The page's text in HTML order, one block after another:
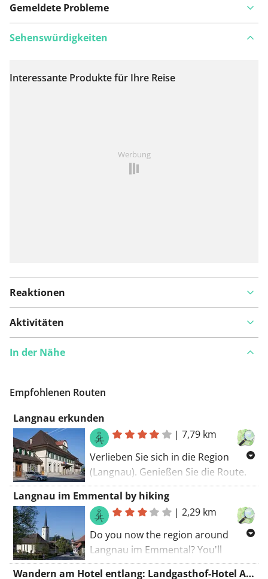
Gemeldete Probleme
Auf Karte anzeigen
Sehenswürdigkeiten
Interessante Produkte für Ihre Reise
Werbung
Reaktionen
Aktivitäten
In der Nähe
Empfohlenen Routen
Langnau erkunden
|7,79 km
Verlieben Sie sich in die Region
(Langnau). Genießen Sie die Route.
Einige Teile dieser Route gehören zu
bekannten GR-Wegen (Sie sehen die
roten und weißen Markierungen
entlang der Straße). Die
Wanderroute beginnt am Parkplatz.
Es gibt wenig (keine) Chance, dass
Langnau im Emmental by hiking
|2,29 km
Do you now the region around
Langnau im Emmental? You'll
certainly discover some new places
Wandern am Hotel entlang: Landgasthof-Hotel Adler